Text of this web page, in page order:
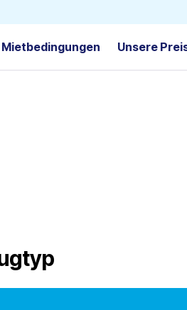
Mietbedingungen Unsere